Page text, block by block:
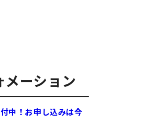
メーション
中！お申し込みは今